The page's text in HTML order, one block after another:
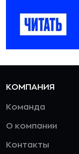
КОМПАНИЯ
Команда
О компании
Контакты